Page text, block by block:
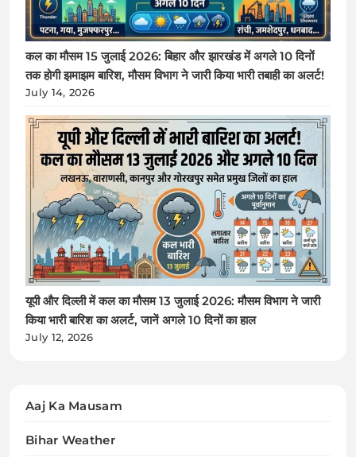
कल का मौसम 15 जुलाई 2026: बिहार और झारखंड में अगले 10 दिनों
तक होगी झमाझम बारिश, मौसम विभाग ने जारी किया भारी तबाही का अलर्ट!
July 14, 2026
यूपी और दिल्ली में कल का मौसम 13 जुलाई 2026: मौसम विभाग ने जारी
किया भारी बारिश का अलर्ट, जानें अगले 10 दिनों का हाल
July 12, 2026
Aaj Ka Mausam
Bihar Weather